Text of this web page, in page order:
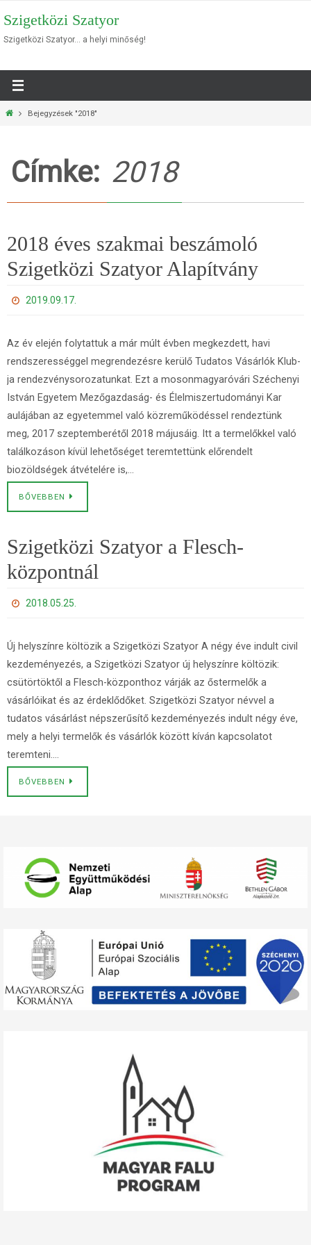
Szigetközi Szatyor
Szigetközi Szatyor… a helyi minőség!
OtthonBejegyzések "2018"
Címke: 2018
2018 éves szakmai beszámoló
Szigetközi Szatyor Alapítvány
2019.09.17.
Az év elején folytattuk a már múlt évben megkezdett, havi
rendszerességgel megrendezésre kerülő Tudatos Vásárlók Klub-
ja rendezvénysorozatunkat. Ezt a mosonmagyaróvári Széchenyi
István Egyetem Mezőgazdaság- és Élelmiszertudományi Kar
aulájában az egyetemmel való közreműködéssel rendeztünk
meg, 2017 szeptemberétől 2018 májusáig. Itt a termelőkkel való
találkozáson kívül lehetőséget teremtettünk előrendelt
biozöldségek átvételére is,…
BŐVEBBEN
Szigetközi Szatyor a Flesch-
központnál
2018.05.25.
Új helyszínre költözik a Szigetközi Szatyor A négy éve indult civil
kezdeményezés, a Szigetközi Szatyor új helyszínre költözik:
csütörtöktől a Flesch-központhoz várják az őstermelők a
vásárlóikat és az érdeklődőket. Szigetközi Szatyor névvel a
tudatos vásárlást népszerűsítő kezdeményezés indult négy éve,
mely a helyi termelők és vásárlók között kíván kapcsolatot
teremteni….
BŐVEBBEN